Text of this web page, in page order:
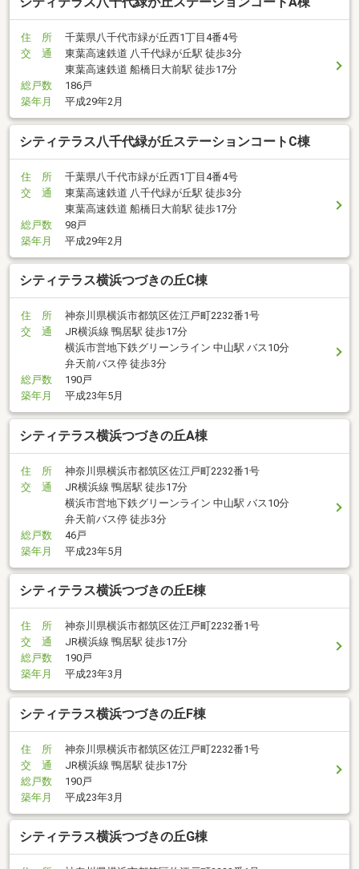
住 所
千葉県八千代市緑が丘西1丁目4番4号
交 通
東葉高速鉄道 八千代緑が丘駅 徒歩3分
東葉高速鉄道 船橋日大前駅 徒歩17分
総戸数
186戸
築年月
平成29年2月
シティテラス八千代緑が丘ステーションコートC棟
住 所
千葉県八千代市緑が丘西1丁目4番4号
交 通
東葉高速鉄道 八千代緑が丘駅 徒歩3分
東葉高速鉄道 船橋日大前駅 徒歩17分
総戸数
98戸
築年月
平成29年2月
シティテラス横浜つづきの丘C棟
住 所
神奈川県横浜市都筑区佐江戸町2232番1号
交 通
JR横浜線 鴨居駅 徒歩17分
横浜市営地下鉄グリーンライン 中山駅 バス10分
弁天前バス停 徒歩3分
総戸数
190戸
築年月
平成23年5月
シティテラス横浜つづきの丘A棟
住 所
神奈川県横浜市都筑区佐江戸町2232番1号
交 通
JR横浜線 鴨居駅 徒歩17分
横浜市営地下鉄グリーンライン 中山駅 バス10分
弁天前バス停 徒歩3分
総戸数
46戸
築年月
平成23年5月
シティテラス横浜つづきの丘E棟
住 所
神奈川県横浜市都筑区佐江戸町2232番1号
交 通
JR横浜線 鴨居駅 徒歩17分
総戸数
190戸
築年月
平成23年3月
シティテラス横浜つづきの丘F棟
住 所
神奈川県横浜市都筑区佐江戸町2232番1号
交 通
JR横浜線 鴨居駅 徒歩17分
総戸数
190戸
築年月
平成23年3月
シティテラス横浜つづきの丘G棟